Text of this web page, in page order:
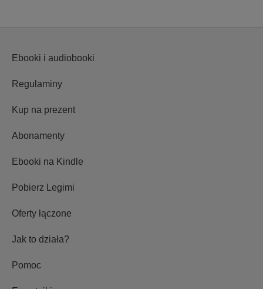
Ebooki i audiobooki
Regulaminy
Kup na prezent
Abonamenty
Ebooki na Kindle
Pobierz Legimi
Oferty łączone
Jak to działa?
Pomoc